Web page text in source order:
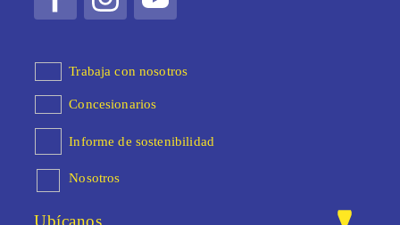
Trabaja con nosotros
Concesionarios
Informe de sostenibilidad
Nosotros
Ubícanos